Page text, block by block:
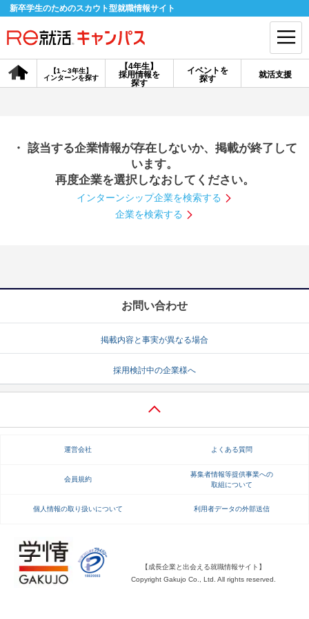
新卒学生のためのスカウト型就職情報サイト
【4年生】
採用情報を
探す
【1～3年生】
インターンを探す
イベントを
探す
就活支援
会員登録 ログイン
探す
【4年生】
説明会を探す
インターンを探す
就活ノウハウ・サポート
就活支援
就活ノウハウが満載！ お役立ち記事・相談室など
適職診断 就活チャンネル
・ 該当する企業情報が存在しないか、掲載が終了して
います。
再度企業を選択しなおしてください。
インターンシップ企業を検索する
企業を検索する
お問い合わせ
掲載内容と事実が異なる場合
採用検討中の企業様へ
運営会社 よくある質問
会員規約
募集者情報等提供事業への
取組について
個人情報の取り扱いについて 利用者データの外部送信
【成長企業と出会える就職情報サイト】
Copyright Gakujo Co., Ltd. All rights reserved.